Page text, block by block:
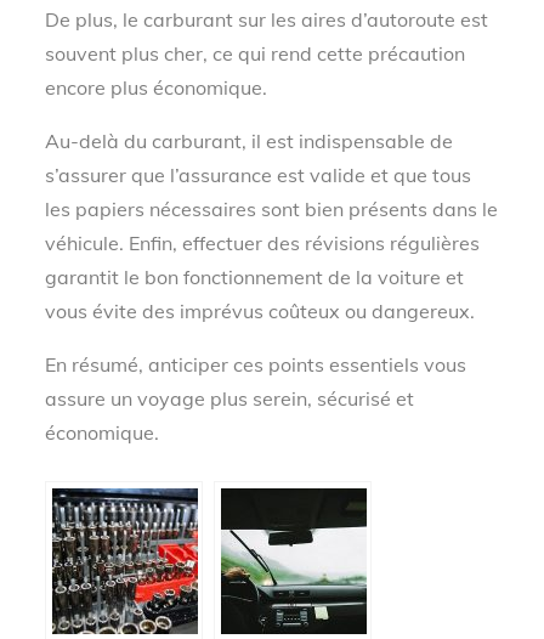
De plus, le carburant sur les aires d’autoroute est
souvent plus cher, ce qui rend cette précaution
encore plus économique.
Au-delà du carburant, il est indispensable de
s’assurer que l’assurance est valide et que tous
les papiers nécessaires sont bien présents dans le
véhicule. Enfin, effectuer des révisions régulières
garantit le bon fonctionnement de la voiture et
vous évite des imprévus coûteux ou dangereux.
En résumé, anticiper ces points essentiels vous
assure un voyage plus serein, sécurisé et
économique.